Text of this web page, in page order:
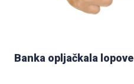
Banka opljačkala lopove